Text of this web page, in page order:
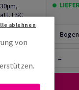
FSC
Bogen
−
von
ablehnen